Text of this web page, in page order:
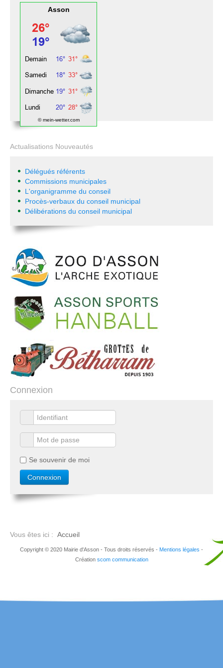
Asson
© mein-wetter.com
Actualisations Nouveautés
Délégués référents
Commissions municipales
L'organigramme du conseil
Procès-verbaux du conseil municipal
Délibérations du conseil municipal
Connexion
Se souvenir de moi
Vous êtes ici : Accueil
Copyright © 2020 Mairie d'Asson - Tous droits réservés - Mentions légales -
Création scom communication